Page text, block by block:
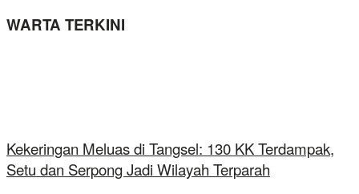
WARTA TERKINI
Kekeringan Meluas di Tangsel: 130 KK Terdampak,
Setu dan Serpong Jadi Wilayah Terparah